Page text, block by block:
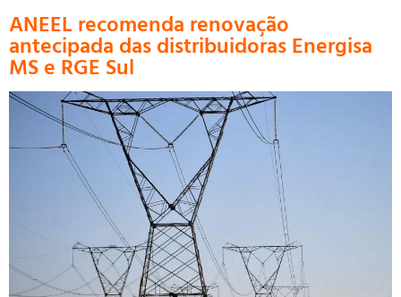
ANEEL recomenda renovação
antecipada das distribuidoras Energisa
MS e RGE Sul